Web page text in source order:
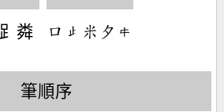
𧾷粦 󶁶󶃏󶆔󶂆󶁮
筆順序